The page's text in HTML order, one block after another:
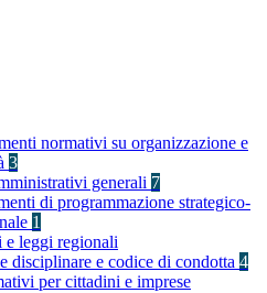
normativi su organizzazione e
3
generali 7
di programmazione strategico-
1
e leggi regionali
disciplinare e codice di condotta 4
per cittadini e imprese